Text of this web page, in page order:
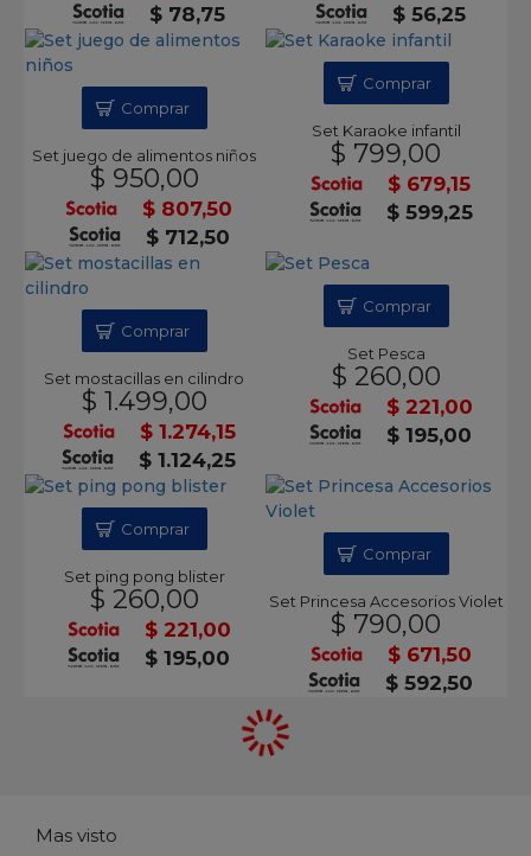
$ 78,75
$ 56,25
Set juego de alimentos niños
$ 950,00
$ 807,50
$ 712,50
Comprar
Set Karaoke infantil
$ 799,00
$ 679,15
$ 599,25
Comprar
Set mostacillas en cilindro
$ 1.499,00
$ 1.274,15
$ 1.124,25
Comprar
Set Pesca
$ 260,00
$ 221,00
$ 195,00
Comprar
Set ping pong blister
$ 260,00
$ 221,00
$ 195,00
Comprar
Set Princesa Accesorios Violet
$ 790,00
$ 671,50
$ 592,50
Comprar
Mas visto